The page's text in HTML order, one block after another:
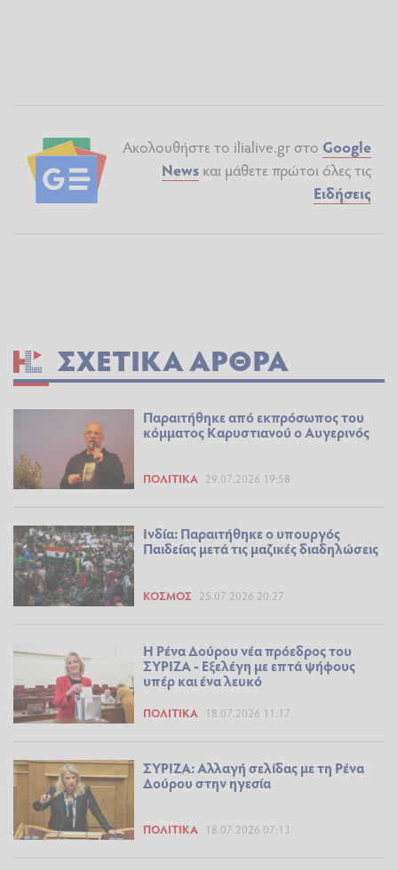
Ακολουθήστε το ilialive.gr στο Google
News και μάθετε πρώτοι όλες τις
Ειδήσεις
ΣΧΕΤΙΚΆ ΆΡΘΡΑ
Παραιτήθηκε από εκπρόσωπος του
κόμματος Καρυστιανού ο Αυγερινός
ΠΟΛΙΤΙΚΆ 29.07.2026 19:58
Ινδία: Παραιτήθηκε ο υπουργός
Παιδείας μετά τις μαζικές διαδηλώσεις
ΚΌΣΜΟΣ 25.07.2026 20:27
Η Ρένα Δούρου νέα πρόεδρος του
ΣΥΡΙΖΑ - Εξελέγη με επτά ψήφους
υπέρ και ένα λευκό
ΠΟΛΙΤΙΚΆ 18.07.2026 11:17
ΣΥΡΙΖΑ: Αλλαγή σελίδας με τη Ρένα
Δούρου στην ηγεσία
ΠΟΛΙΤΙΚΆ 18.07.2026 07:13